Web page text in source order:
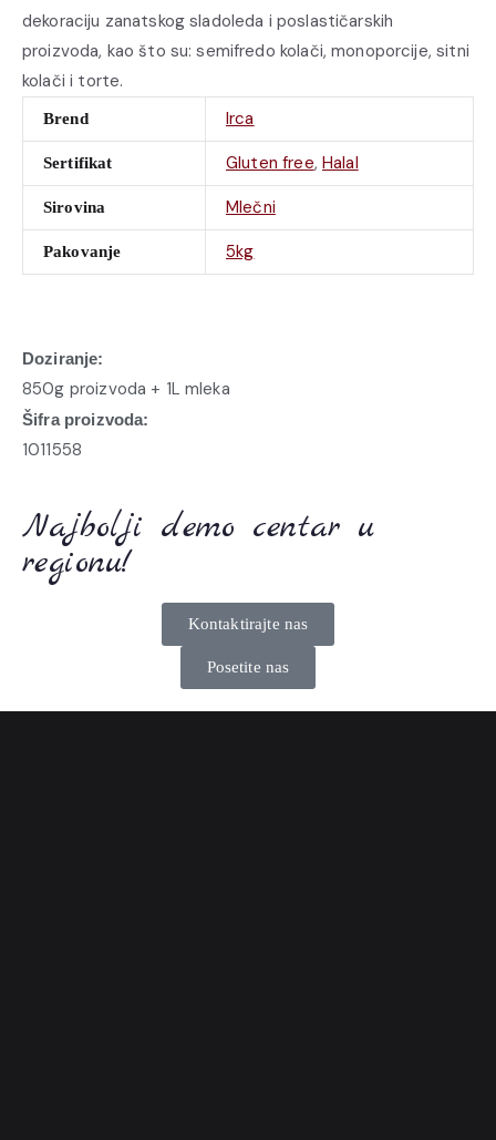
dekoraciju zanatskog sladoleda i poslastičarskih
proizvoda, kao što su: semifredo kolači, monoporcije, sitni
kolači i torte.
Brend Irca
Sertifikat Gluten free, Halal
Sirovina Mlečni
Pakovanje 5kg
Doziranje:
850g proizvoda + 1L mleka
Šifra proizvoda:
1011558
Najbolji demo centar u
regionu!
Kontaktirajte nas
Posetite nas